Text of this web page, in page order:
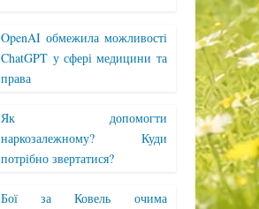
OpenAI обмежила можливості
ChatGPT у сфері медицини та
права
Як допомогти
наркозалежному? Куди
потрібно звертатися?
Бої за Ковель очима